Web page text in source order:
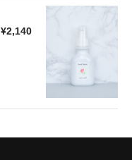
¥2,140